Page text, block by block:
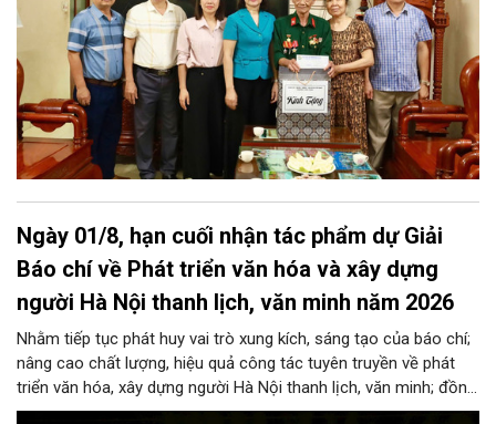
Ngày 01/8, hạn cuối nhận tác phẩm dự Giải
Báo chí về Phát triển văn hóa và xây dựng
người Hà Nội thanh lịch, văn minh năm 2026
Nhằm tiếp tục phát huy vai trò xung kích, sáng tạo của báo chí;
nâng cao chất lượng, hiệu quả công tác tuyên truyền về phát
triển văn hóa, xây dựng người Hà Nội thanh lịch, văn minh; đồng
thời thiết thực hướng tới kỷ niệm 72 năm Ngày Giải phóng Thủ